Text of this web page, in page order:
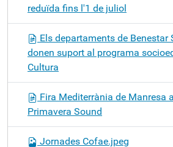
reduïda fins l'1 de juliol
Els departaments de Benestar
donen suport al programa
Cultura
Fira Mediterrània de Manresa
Primavera Sound
Jornades Cofae.jpeg